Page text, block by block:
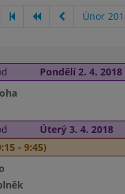
Únor
Pondělí 2. 4. 2018
Úterý 3. 4. 2018
- 9:45)